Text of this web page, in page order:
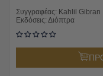
Συγγραφέας: Kahlil Gibran
Εκδόσεις: Διόπτρα